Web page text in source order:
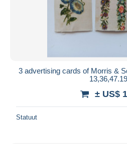
3 advertising cards of Morris &
± US$
Statuut